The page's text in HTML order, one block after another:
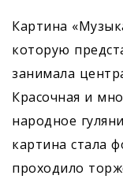
Картина
которую
занимала
Красочная и
народное
картина стала
проходило